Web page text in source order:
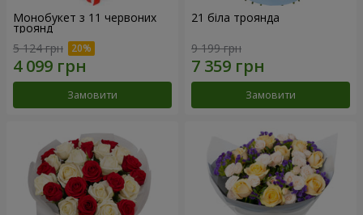
Монобукет з 11 червоних
троянд
5 124 грн
Замовити
21 біла троянда
9 199 грн
Замовити